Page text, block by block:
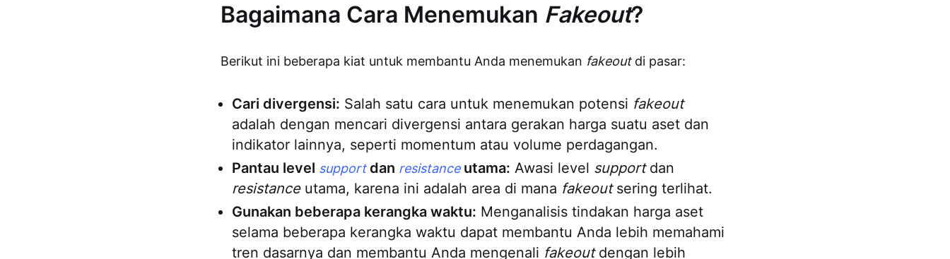
Bagaimana Cara Menemukan Fakeout?
Berikut ini beberapa kiat untuk membantu Anda menemukan fakeoutdi pasar:
Cari divergensi: Salah satu cara untuk menemukan potensi fakeout
adalah dengan mencari divergensi antara gerakan harga suatu aset dan
indikator lainnya, seperti momentum atau volume perdagangan.
Pantau level supportdan resistanceutama: Awasi level supportdan
resistanceutama, karena ini adalah area di mana fakeoutsering terlihat.
Gunakan beberapa kerangka waktu: Menganalisis tindakan harga aset
selama beberapa kerangka waktu dapat membantu Anda lebih memahami
tren dasarnya dan membantu Anda mengenali fakeoutdengan lebih